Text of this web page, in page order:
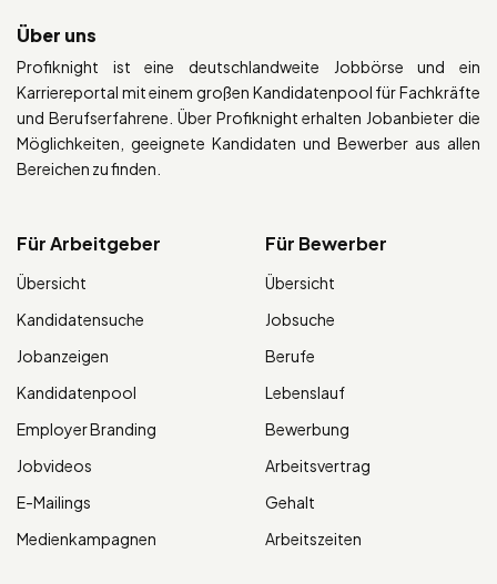
Über uns
Profiknight ist eine deutschlandweite Jobbörse und ein
Karriereportal mit einem großen Kandidatenpool für Fachkräfte
und Berufserfahrene. Über Profiknight erhalten Jobanbieter die
Möglichkeiten, geeignete Kandidaten und Bewerber aus allen
Bereichen zu finden.
Für Arbeitgeber
Übersicht
Kandidatensuche
Jobanzeigen
Kandidatenpool
Employer Branding
Jobvideos
E-Mailings
Medienkampagnen
Für Bewerber
Übersicht
Jobsuche
Berufe
Lebenslauf
Bewerbung
Arbeitsvertrag
Gehalt
Arbeitszeiten